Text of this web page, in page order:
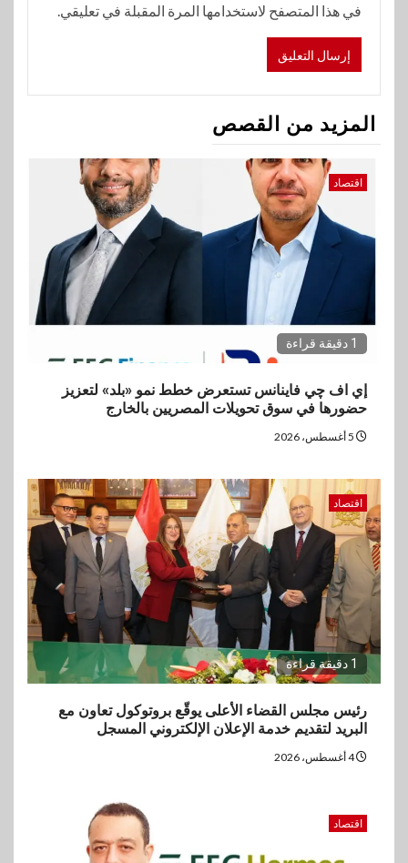
في هذا المتصفح لاستخدامها المرة المقبلة في تعليقي.
المزيد من القصص
اقتصاد
1 دقيقة قراءة
إي اف چي فاينانس تستعرض خطط نمو «بلد» لتعزيز
حضورها في سوق تحويلات المصريين بالخارج
اقتصاد
1 دقيقة قراءة
رئيس مجلس القضاء الأعلى يوقّع بروتوكول تعاون مع
البريد لتقديم خدمة الإعلان الإلكتروني المسجل
4 أغسطس، 2026
اقتصاد